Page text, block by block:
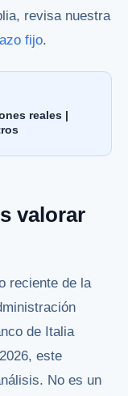
revisa nuestra
fijo.
reales |
valorar
reciente de la
de Italia
este
No es un